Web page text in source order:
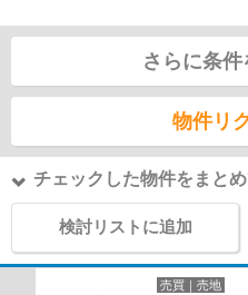
さらに条
物件リ
チェックした物件をまと
検討リストに追加
売買｜売地